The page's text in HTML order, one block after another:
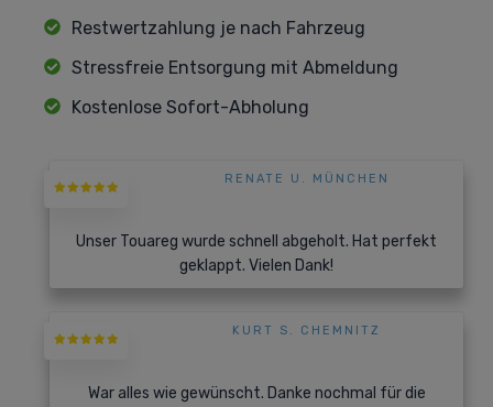
Restwertzahlung je nach Fahrzeug
Stressfreie Entsorgung mit Abmeldung
Kostenlose Sofort-Abholung
RENATE U. MÜNCHEN
Unser Touareg wurde schnell abgeholt. Hat perfekt
geklappt. Vielen Dank!
KURT S. CHEMNITZ
War alles wie gewünscht. Danke nochmal für die